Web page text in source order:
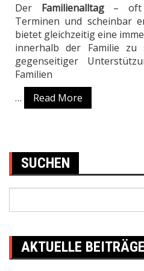
Der Familienalltag– oft
Terminen und scheinbar
bietet gleichzeitig eine
innerhalb der Familie
gegenseitiger
Familien
…
Read More
SUCHEN
AKTUELLE BEITRÄGE